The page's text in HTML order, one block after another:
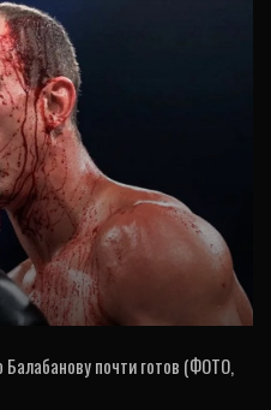
в поединке за
мира IBF и IBO
Балабанову почти готов (ФОТО,